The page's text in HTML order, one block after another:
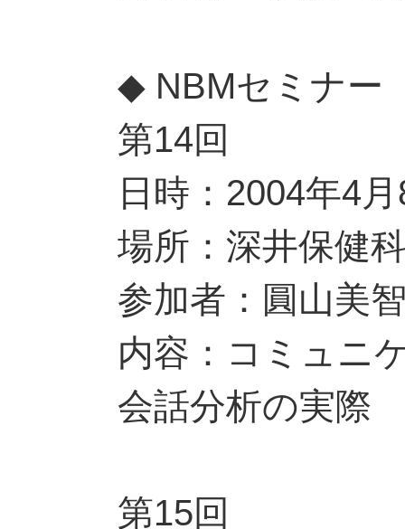
◆ NBMセミナー
第14回
日時：2004年4
場所：深井保健
参加者：圓山美
内容：コミュニ
会話分析の実際
第15回